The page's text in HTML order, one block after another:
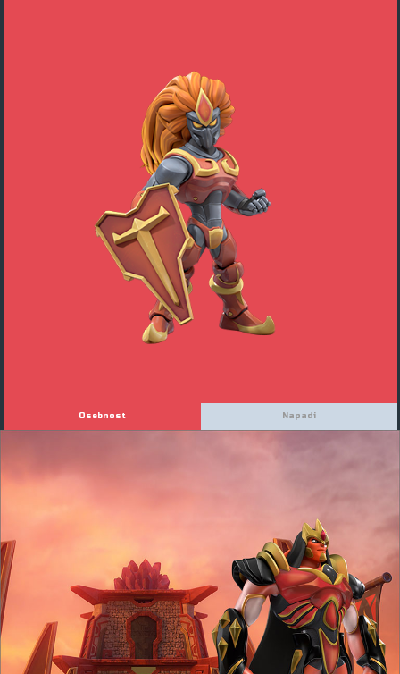
Osebnost Napadi